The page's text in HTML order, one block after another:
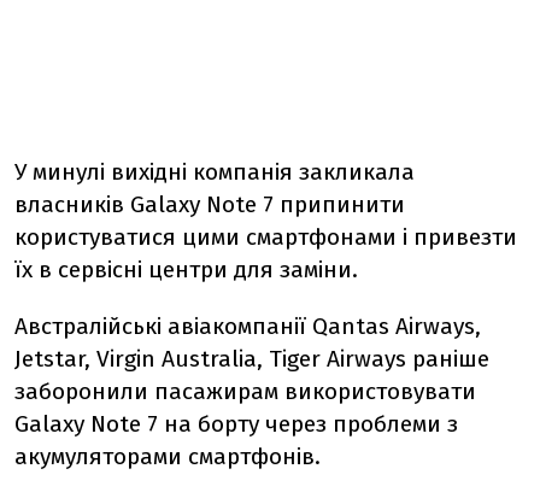
У минулі вихідні компанія закликала
власників Galaxy Note 7 припинити
користуватися цими смартфонами і привезти
їх в сервісні центри для заміни.
Австралійські авіакомпанії Qantas Airways,
Jetstar, Virgin Australia, Tiger Airways раніше
заборонили пасажирам використовувати
Galaxy Note 7 на борту через проблеми з
акумуляторами смартфонів.